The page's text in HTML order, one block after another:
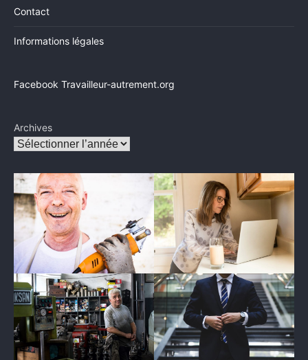
Contact
Informations légales
Facebook Travailleur-autrement.org
Archives